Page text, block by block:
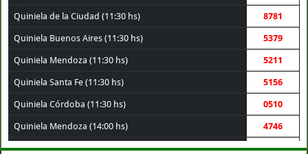
Quiniela de la Ciudad (11:30 hs) 8781
Quiniela Buenos Aires (11:30 hs) 5379
Quiniela Mendoza (11:30 hs) 5211
Quiniela Santa Fe (11:30 hs) 5156
Quiniela Córdoba (11:30 hs) 0510
Quiniela Mendoza (14:00 hs) 4746
Quiniela Córdoba (14:00 hs) 3756